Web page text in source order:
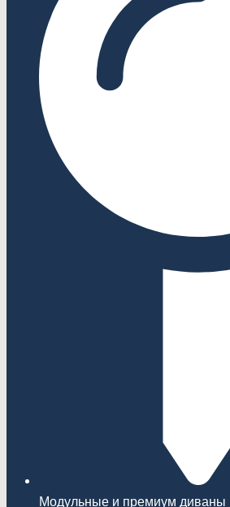
Модульные и премиум диваны